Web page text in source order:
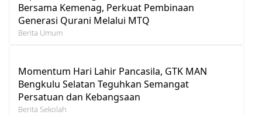
Bersama Kemenag, Perkuat Pembinaan
Generasi Qurani Melalui MTQ
Berita Umum
Momentum Hari Lahir Pancasila, GTK MAN
Bengkulu Selatan Teguhkan Semangat
Persatuan dan Kebangsaan
Berita Sekolah